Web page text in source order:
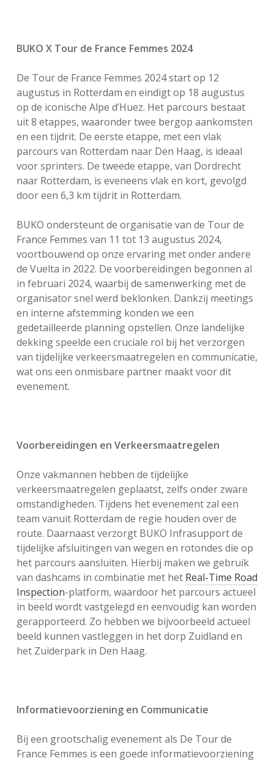
BUKO X Tour de France Femmes 2024
De Tour de France Femmes 2024 start op 12
augustus in Rotterdam en eindigt op 18 augustus
op de iconische Alpe d’Huez. Het parcours bestaat
uit 8 etappes, waaronder twee bergop aankomsten
en een tijdrit. De eerste etappe, met een vlak
parcours van Rotterdam naar Den Haag, is ideaal
voor sprinters. De tweede etappe, van Dordrecht
naar Rotterdam, is eveneens vlak en kort, gevolgd
door een 6,3 km tijdrit in Rotterdam.
BUKO ondersteunt de organisatie van de Tour de
France Femmes van 11 tot 13 augustus 2024,
voortbouwend op onze ervaring met onder andere
de Vuelta in 2022. De voorbereidingen begonnen al
in februari 2024, waarbij de samenwerking met de
organisator snel werd beklonken. Dankzij meetings
en interne afstemming konden we een
gedetailleerde planning opstellen. Onze landelijke
dekking speelde een cruciale rol bij het verzorgen
van tijdelijke verkeersmaatregelen en communicatie,
wat ons een onmisbare partner maakt voor dit
evenement.
Voorbereidingen en Verkeersmaatregelen
Onze vakmannen hebben de tijdelijke
verkeersmaatregelen geplaatst, zelfs onder zware
omstandigheden. Tijdens het evenement zal een
team vanuit Rotterdam de regie houden over de
route. Daarnaast verzorgt BUKO Infrasupport de
tijdelijke afsluitingen van wegen en rotondes die op
het parcours aansluiten. Hierbij maken we gebruik
van dashcams in combinatie met het Real-Time Road
Inspection-platform, waardoor het parcours actueel
in beeld wordt vastgelegd en eenvoudig kan worden
gerapporteerd. Zo hebben we bijvoorbeeld actueel
beeld kunnen vastleggen in het dorp Zuidland en
het Zuiderpark in Den Haag.
Informatievoorziening en Communicatie
Bij een grootschalig evenement als De Tour de
France Femmes is een goede informatievoorziening